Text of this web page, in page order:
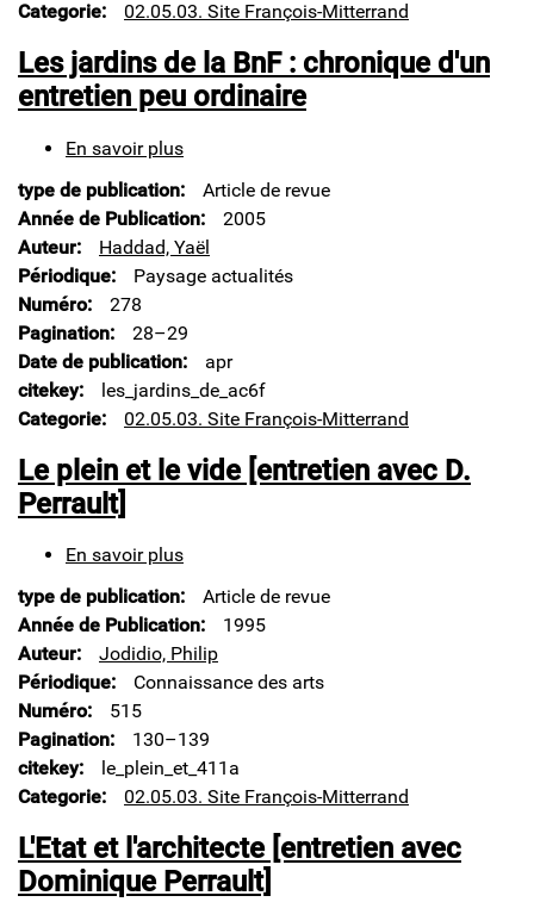
Perrault
Paris
Categorie 02.05.03. Site François-Mitterrand
Les jardins de la BnF : chronique d'un
entretien peu ordinaire
En savoir plus
jardins
de
la
BnF
:
d'un
entretien
peu
ordinaire
type de publication
Article de revue
Année de Publication
2005
Auteur
Haddad, Yaël
Périodique
Paysage actualités
Numéro
278
Pagination
28–29
Date de publication
apr
citekey
les_jardins_de_ac6f
Categorie
02.05.03. Site François-Mitterrand
Le plein et le vide [entretien avec D.
Perrault]
En savoir plus
plein
et
le
vide
[entretien
D.
Perrault]
type de publication
Article de revue
Année de Publication
1995
Auteur
Jodidio, Philip
Périodique
Connaissance des arts
Numéro
515
Pagination
130–139
citekey
le_plein_et_411a
Categorie
02.05.03. Site François-Mitterrand
L'Etat et l'architecte [entretien avec
Dominique Perrault]